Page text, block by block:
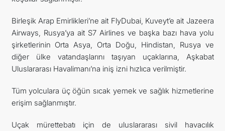
Birleşik Arap Emirlikleri’ne ait FlyDubai, Kuveyt’e ait Jazeera
Airways, Rusya’ya ait S7 Airlines ve başka bazı hava yolu
şirketlerinin Orta Asya, Orta Doğu, Hindistan, Rusya ve
diğer ülke vatandaşlarını taşıyan uçaklarına, Aşkabat
Uluslararası Havalimanı’na iniş izni hızlıca verilmiştir.
Tüm yolculara üç öğün sıcak yemek ve sağlık hizmetlerine
erişim sağlanmıştır.
Uçak mürettebatı için de uluslararası sivil havacılık